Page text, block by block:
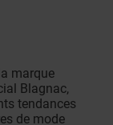
marque
Blagnac,
tendances
de mode